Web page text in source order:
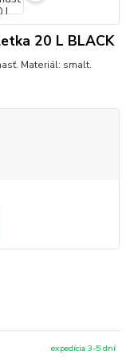
20 L BLACK
Materiál: smalt.
expedícia 3-5 dní